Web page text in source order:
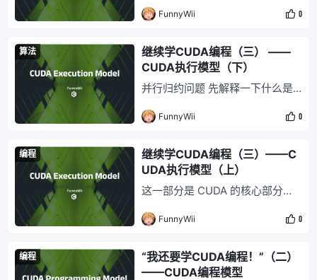
据存放。 不可编程：不能决定数
中，一级缓存（L1 Cache）和二
级缓存（L2 Cache）都是不可编
括： 寄存器 共享内存 本地内存 常
量内存 纹理内存 全局内存 下图为
上
FunnyWii 0
算法
继续学CUDA编程（三） ——
CUDA执行模型（下）
并行归约问题 先解释一下什么是
个计算问题变换为另一个问题的过
执行满足交换律和结合律的运算，
被称为归约问题。每次迭代计算方
数据最后得到一个数（约）^
{[1]}。比如当给定 N 个数值，求其
SUM/
FunnyWii 0
编程
继续学CUDA编程（三）——C
UDA执行模型（上）
这一部分是 CUDA 的核心部分，
CUDA 的执行层级是 Grid → Bloc
硬件调度的基本单位其实是 War
p，而不是 Thread。 然后必须先
FunnyWii 0
编程
“我还要学CUDA编程！”（二）
——CUDA编程模型